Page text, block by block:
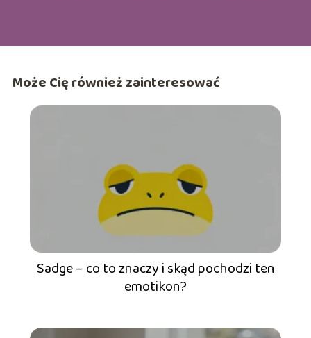
Może Cię również zainteresować
Sadge – co to znaczy i skąd pochodzi ten
emotikon?